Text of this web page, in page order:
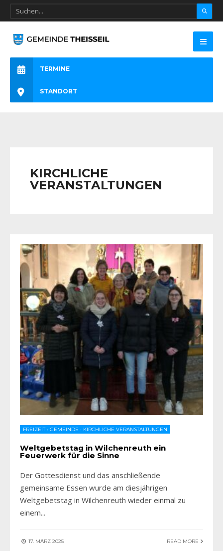
TERMINE
STANDORT
KIRCHLICHE
VERANSTALTUNGEN
FREIZEIT• GEMEINDE • KIRCHLICHE VERANSTALTUNGEN
Weltgebetstag in Wilchenreuth ein
Feuerwerk für die Sinne
Der Gottesdienst und das anschließende
gemeinsame Essen wurde am diesjährigen
Weltgebetstag in Wilchenreuth wieder einmal zu
einem...
17. MÄRZ 2025 READ MORE